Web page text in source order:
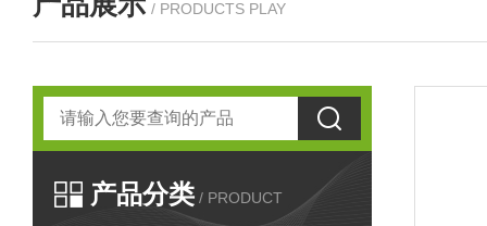
/ PRODUCTS PLAY
产品分类 / PRODUCT